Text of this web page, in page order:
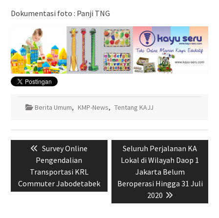
Dokumentasi foto : Panji TNG
Berita Umum, KMP-News, Tentang KAJJ
Navigasi
Previous
post:
Survey Online
Pengendalian
Transportasi KRL
Commuter Jabodetabek
Next
post:
Seluruh Perjalanan KA
Lokal di Wilayah Daop 1
Jakarta Belum
Beroperasi Hingga 31 Juli
2020